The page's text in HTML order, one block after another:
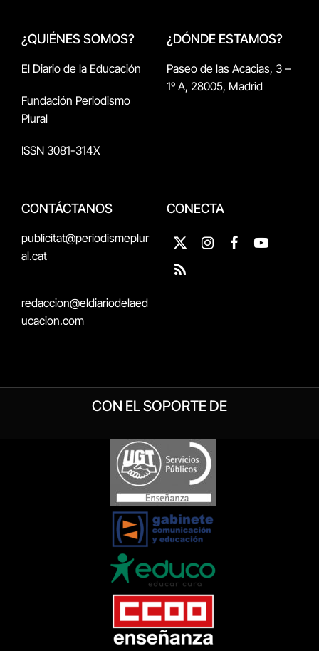
¿QUIÉNES SOMOS?
El Diario de la Educación
Fundación Periodismo
Plural
ISSN 3081-314X
¿DÓNDE ESTAMOS?
Paseo de las Acacias, 3 –
1º A, 28005, Madrid
CONTÁCTANOS
publicitat@periodismeplur
al.cat
redaccion@eldiariodelaed
ucacion.com
CONECTA
X
(Twitter)
InstagramFacebookYouTube
RSS
CON EL SOPORTE DE